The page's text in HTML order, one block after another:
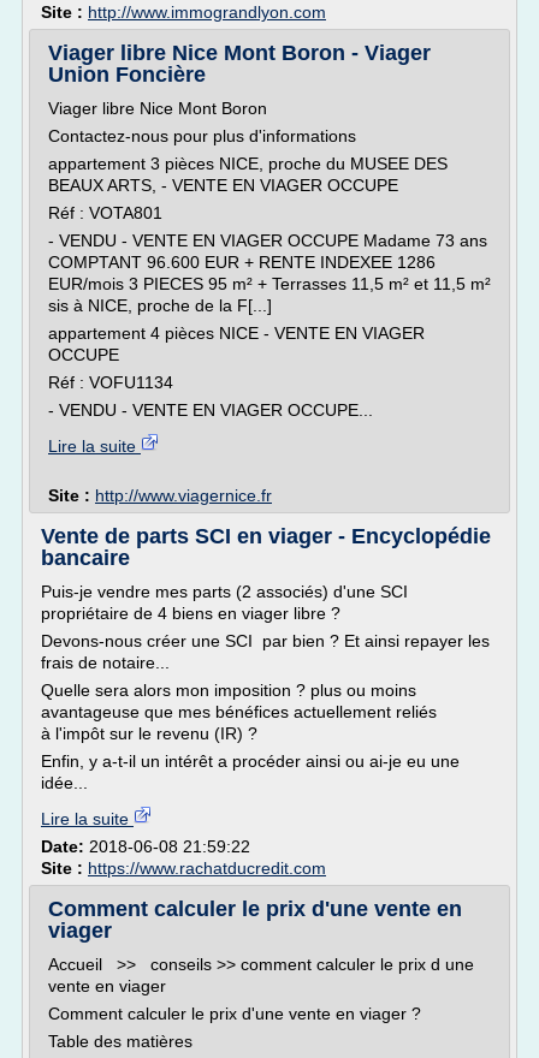
Site : http://www.immograndlyon.com
Viager libre Nice Mont Boron - Viager
Union Foncière
Viager libre Nice Mont Boron
Contactez-nous pour plus d'informations
appartement 3 pièces NICE, proche du MUSEE DES
BEAUX ARTS, - VENTE EN VIAGER OCCUPE
Réf : VOTA801
- VENDU - VENTE EN VIAGER OCCUPE Madame 73 ans
COMPTANT 96.600 EUR + RENTE INDEXEE 1286
EUR/mois 3 PIECES 95 m² + Terrasses 11,5 m² et 11,5 m²
sis à NICE, proche de la F[...]
appartement 4 pièces NICE - VENTE EN VIAGER
OCCUPE
Réf : VOFU1134
- VENDU - VENTE EN VIAGER OCCUPE...
Lire la suite
Site : http://www.viagernice.fr
Vente de parts SCI en viager - Encyclopédie
bancaire
Puis-je vendre mes parts (2 associés) d'une SCI
propriétaire de 4 biens en viager libre ?
Devons-nous créer une SCI par bien ? Et ainsi repayer les
frais de notaire...
Quelle sera alors mon imposition ? plus ou moins
avantageuse que mes bénéfices actuellement reliés
à l'impôt sur le revenu (IR) ?
Enfin, y a-t-il un intérêt a procéder ainsi ou ai-je eu une
idée...
Lire la suite
Date: 2018-06-08 21:59:22
Site : https://www.rachatducredit.com
Comment calculer le prix d'une vente en
viager
Accueil >> conseils >> comment calculer le prix d une
vente en viager
Comment calculer le prix d'une vente en viager ?
Table des matières